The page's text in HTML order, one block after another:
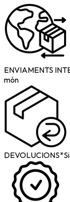
ENVIAMENTS
món
DEVOLUCIONS*